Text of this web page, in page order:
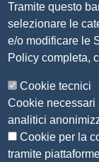
B7B001D1CE
Tramite questo
selezionare le
e/o modificare le
Policy completa,
Cookie tecnici
Cookie necessari
analitici
Cookie per la
tramite